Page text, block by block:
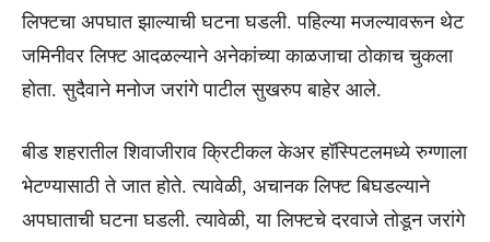
लिफ्टचा अपघात झाल्याची घटना घडली. पहिल्या मजल्यावरून थेट
जमिनीवर लिफ्ट आदळल्याने अनेकांच्या काळजाचा ठोकाच चुकला
होता. सुदैवाने मनोज जरांगे पाटील सुखरुप बाहेर आले.
बीड शहरातील शिवाजीराव क्रिटीकल केअर हॉस्पिटलमध्ये रुग्णाला
भेटण्यासाठी ते जात होते. त्यावेळी, अचानक लिफ्ट बिघडल्याने
अपघाताची घटना घडली. त्यावेळी, या लिफ्टचे दरवाजे तोडून जरांगे